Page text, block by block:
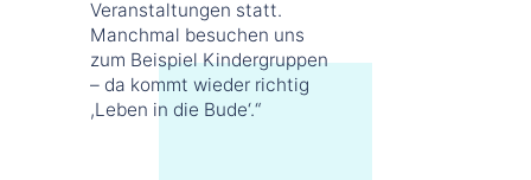
Veranstaltungen statt.
Manchmal besuchen uns
zum Beispiel Kindergruppen
– da kommt wieder richtig
,Leben in die Bude‘.“